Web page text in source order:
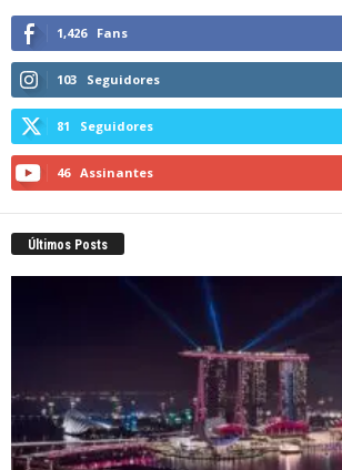
1,426 Fans
103 Seguidores
81 Seguidores
46 Assinantes
Últimos Posts